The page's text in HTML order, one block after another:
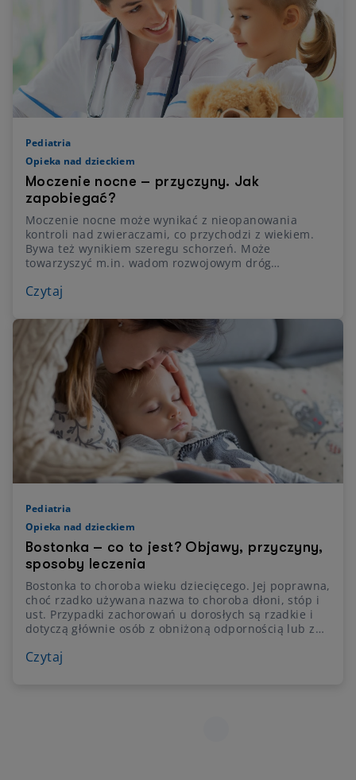
Pediatria
Opieka nad dzieckiem
Moczenie nocne – przyczyny. Jak
zapobiegać?
Moczenie nocne może wynikać z nieopanowania
kontroli nad zwieraczami, co przychodzi z wiekiem.
Bywa też wynikiem szeregu schorzeń. Może
towarzyszyć m.in. wadom rozwojowym dróg
nawet mieć tło psychogenne.
Czytaj
Pediatria
Opieka nad dzieckiem
Bostonka – co to jest? Objawy, przyczyny,
sposoby leczenia
Bostonka to choroba wieku dziecięcego. Jej poprawna,
choć rzadko używana nazwa to choroba dłoni, stóp i
ust. Przypadki zachorowań u dorosłych są rzadkie i
dotyczą głównie osób z obniżoną odpornością lub z
bostonkę wirus szerzy się drogą doustną i oddechową
Czytaj